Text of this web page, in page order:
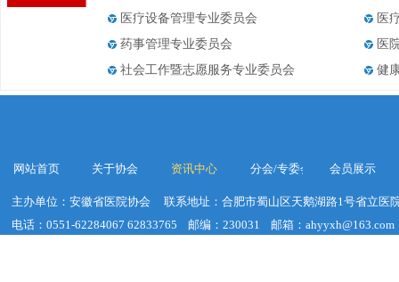
主办单位：安徽省医院协会
联系地址：合肥市蜀山区天鹅湖路1号省立医
电话：0551-62284067 62833765 邮编：230031
邮箱：ahyyxh@163.com
网站首页 关于协会 资讯中心 分会/专委会 会员展示
医疗设备管理专业委员会
医
药事管理专业委员会
医
社会工作暨志愿服务专业委员会
健